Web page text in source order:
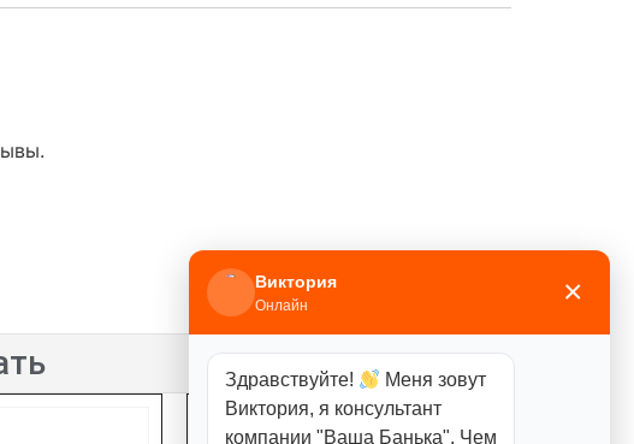
Виктория
Онлайн ×
Здравствуйте!
Меня зовут
Виктория, я консультант
компании "Ваша Банька". Чем